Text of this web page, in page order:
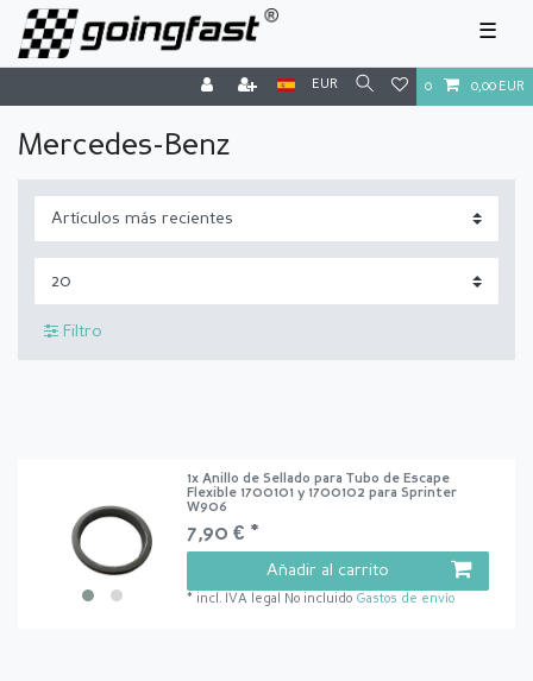
☰
EUR 0 0,00 EUR
Mercedes-Benz
Filtro
1x Anillo de Sellado para Tubo de Escape
Flexible 1700101 y 1700102 para Sprinter
W906
7,90 € *
Añadir al carrito
* incl. IVA legal No incluido Gastos de envío